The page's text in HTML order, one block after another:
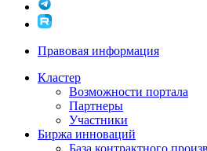
Правовая информация
Кластер
Возможности портала
Партнеры
Участники
Биржа инноваций
База контрактного